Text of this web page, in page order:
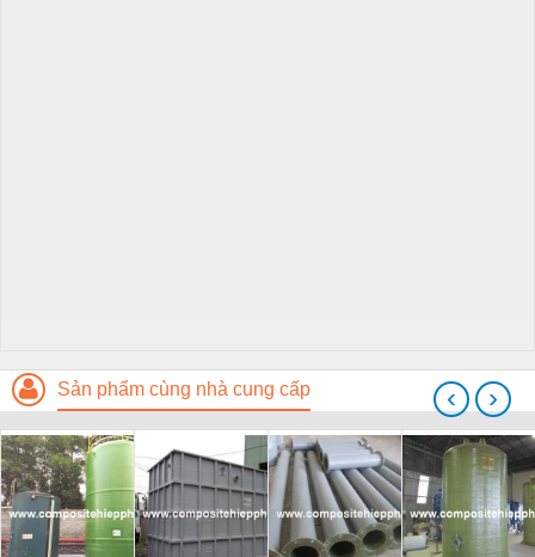
Sản phẩm cùng nhà cung cấp ‹ ›